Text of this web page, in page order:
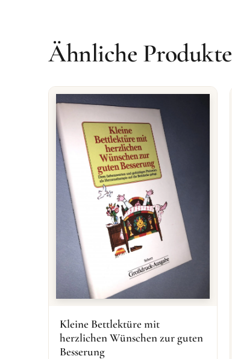
Ähnliche Produkte
Kleine Bettlektüre mit
herzlichen Wünschen zur guten
Besserung